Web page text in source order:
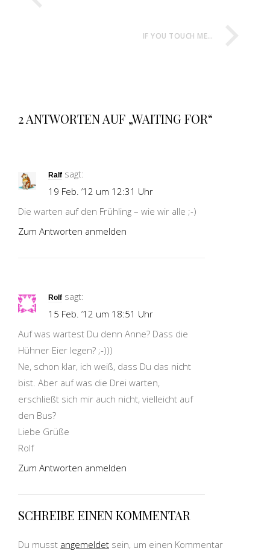
IF YOU TOUCH ME…
2 ANTWORTEN AUF „WAITING FOR“
Ralf sagt:
19 Feb. ’12 um 12:31 Uhr
Die warten auf den Frühling – wie wir alle ;-)
Zum Antworten anmelden
Rolf sagt:
15 Feb. ’12 um 18:51 Uhr
Auf was wartest Du denn Anne? Dass die
Hühner Eier legen? ;-)))
Ne, schon klar, ich weiß, dass Du das nicht
bist. Aber auf was die Drei warten,
erschließt sich mir auch nicht, vielleicht auf
den Bus?
Liebe Grüße
Rolf
Zum Antworten anmelden
SCHREIBE EINEN KOMMENTAR
Du musst angemeldet sein, um einen Kommentar